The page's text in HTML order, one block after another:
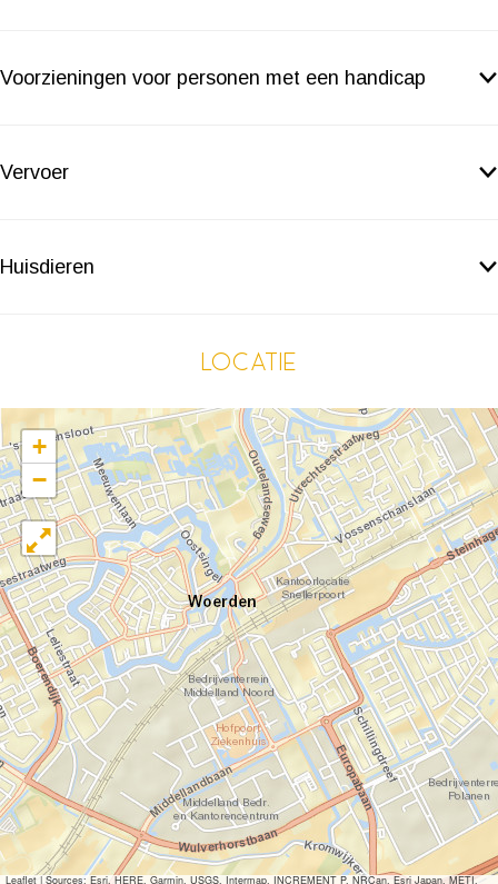
Voorzieningen voor personen met een handicap
Vervoer
Huisdieren
Locatie
+
−
Leaflet|Sources: Esri, HERE, Garmin, USGS, Intermap, INCREMENT P, NRCan, Esri Japan, METI,